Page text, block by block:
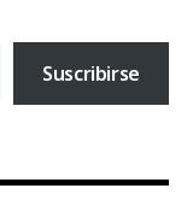
Suscribirse